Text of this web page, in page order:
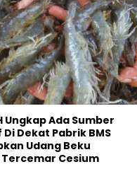
Ungkap Ada Sumber
Dekat Pabrik BMS
Udang Beku
Cesium